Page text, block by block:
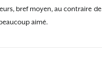
bref moyen, au contraire de
aimé.